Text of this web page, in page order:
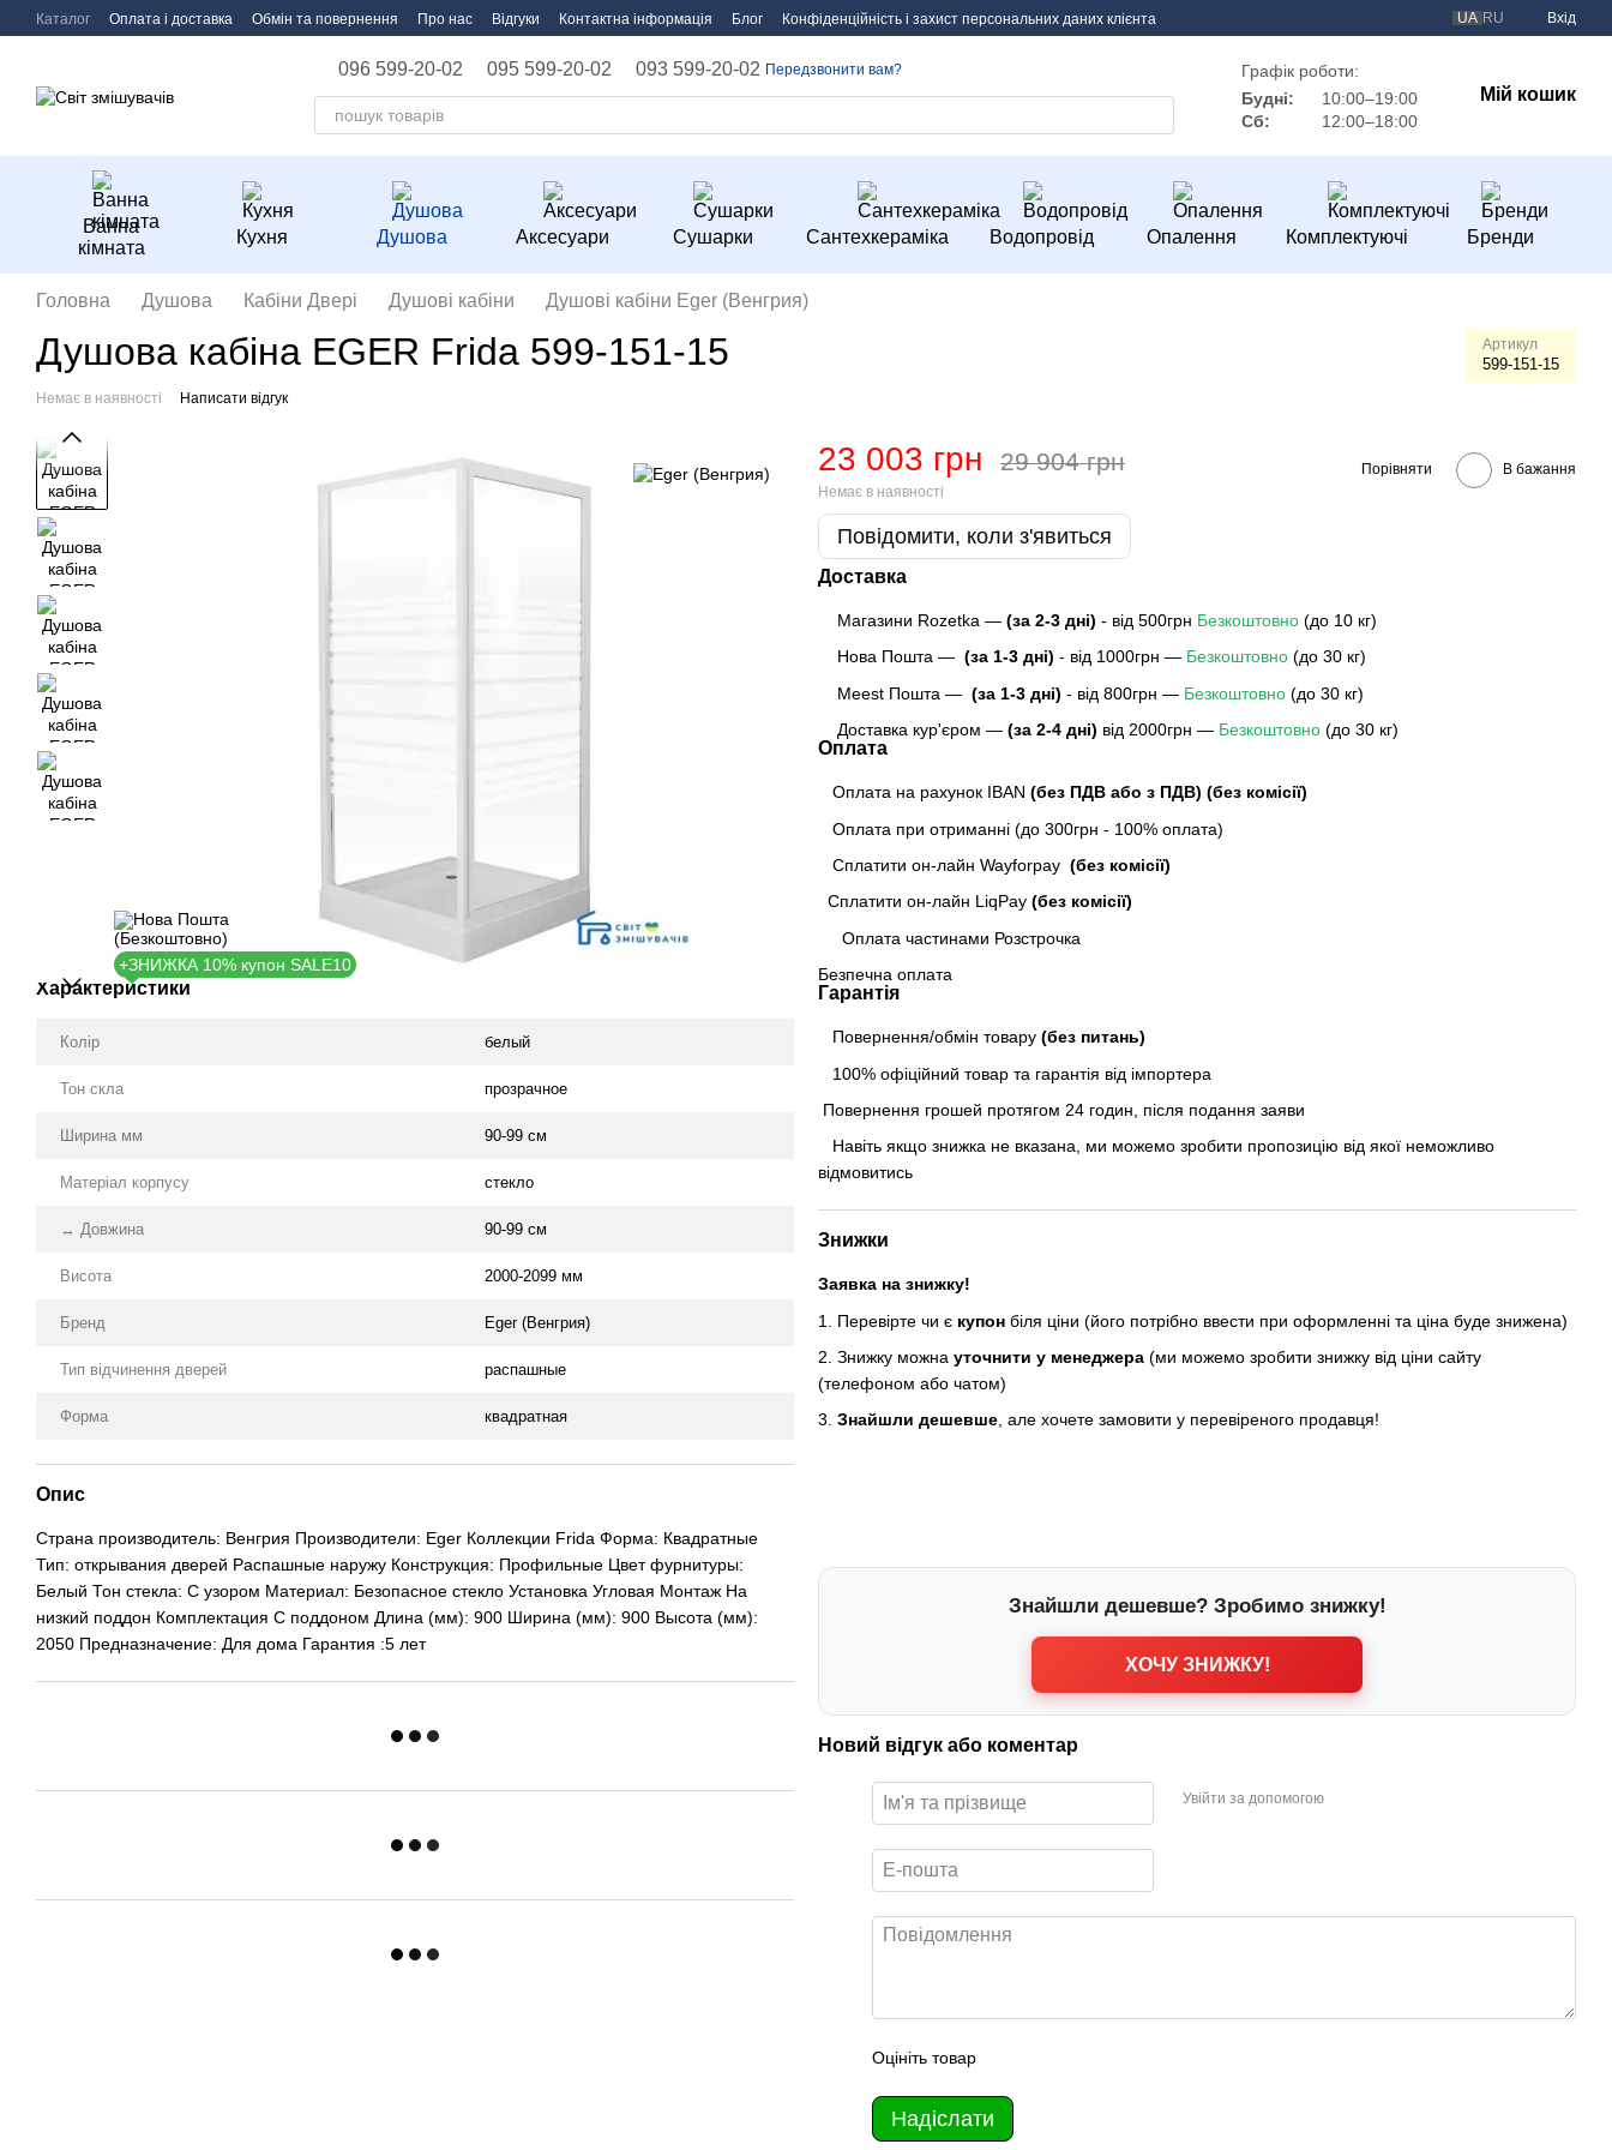
Перейти до основного контенту
Каталог Оплата і доставка Обмін та повернення Про нас Відгуки Контактна інформація Блог Конфіденційність і захист персональних даних клієнта UA RU Вхід
096 599-20-02 095 599-20-02 093 599-20-02 Передзвонити вам?
Графік роботи:
Будні:
10:00–19:00
Сб:
12:00–18:00
Мій кошик
Ванна
кімната
Кухня Душова Аксесуари Сушарки Сантехкераміка Водопровід Опалення Комплектуючі Бренди
Головна Душова Кабіни Двері Душові кабіни Душові кабіни Eger (Венгрия)
Душова кабіна EGER Frida 599-151-15 Артикул
599-151-15
Немає в наявності Написати відгук
+ЗНИЖКА 10% купон SALE10
Характеристики
Колір белый
Тон скла прозрачное
Ширина мм 90-99 см
Матеріал корпусу стекло
↔ Довжина 90-99 см
Висота 2000-2099 мм
Бренд Eger (Венгрия)
Тип відчинення дверей распашные
Форма квадратная
Опис
Cтрана производитель: Венгрия Производители: Eger Коллекции Frida Форма: Квадратные
Тип: открывания дверей Распашные наружу Конструкция: Профильные Цвет фурнитуры:
Белый Тон стекла: С узором Материал: Безопасное стекло Установка Угловая Монтаж На
низкий поддон Комплектация С поддоном Длина (мм): 900 Ширина (мм): 900 Высота (мм):
2050 Предназначение: Для дома Гарантия :5 лет
23 003 грн 29 904 грн
Немає в наявності
Порівняти В бажання
Повідомити, коли з'явиться
Доставка
Магазини Rozetka — (за 2-3 дні) - від 500грн Безкоштовно (до 10 кг)
Нова Пошта — (за 1-3 дні) - від 1000грн — Безкоштовно (до 30 кг)
Meest Пошта — (за 1-3 дні) - від 800грн — Безкоштовно (до 30 кг)
Доставка кур'єром — (за 2-4 дні) від 2000грн — Безкоштовно (до 30 кг)
Оплата
Оплата на рахунок IBAN (без ПДВ або з ПДВ) (без комісії)
Оплата при отриманні (до 300грн - 100% оплата)
Сплатити он-лайн Wayforpay (без комісії)
Сплатити он-лайн LiqPay (без комісії)
Оплата частинами Розстрочка
Безпечна оплата
Гарантія
Повернення/обмін товару (без питань)
100% офіційний товар та гарантія від імпортера
Повернення грошей протягом 24 годин, після подання заяви
Навіть якщо знижка не вказана, ми можемо зробити пропозицію від якої неможливо
відмовитись
Знижки
Заявка на знижку!
1. Перевірте чи є купон біля ціни (його потрібно ввести при оформленні та ціна буде знижена)
2. Знижку можна уточнити у менеджера (ми можемо зробити знижку від ціни сайту
(телефоном або чатом)
3. Знайшли дешевше, але хочете замовити у перевіреного продавця!
Знайшли дешевше? Зробимо знижку!
ХОЧУ ЗНИЖКУ!
Новий відгук або коментар
Увійти за допомогою
Оцініть товар
Надіслати